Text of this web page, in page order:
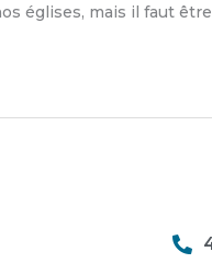
églises, mais il faut